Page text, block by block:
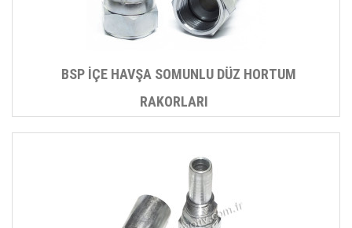
BSP İÇE HAVŞA SOMUNLU DÜZ HORTUM
RAKORLARI